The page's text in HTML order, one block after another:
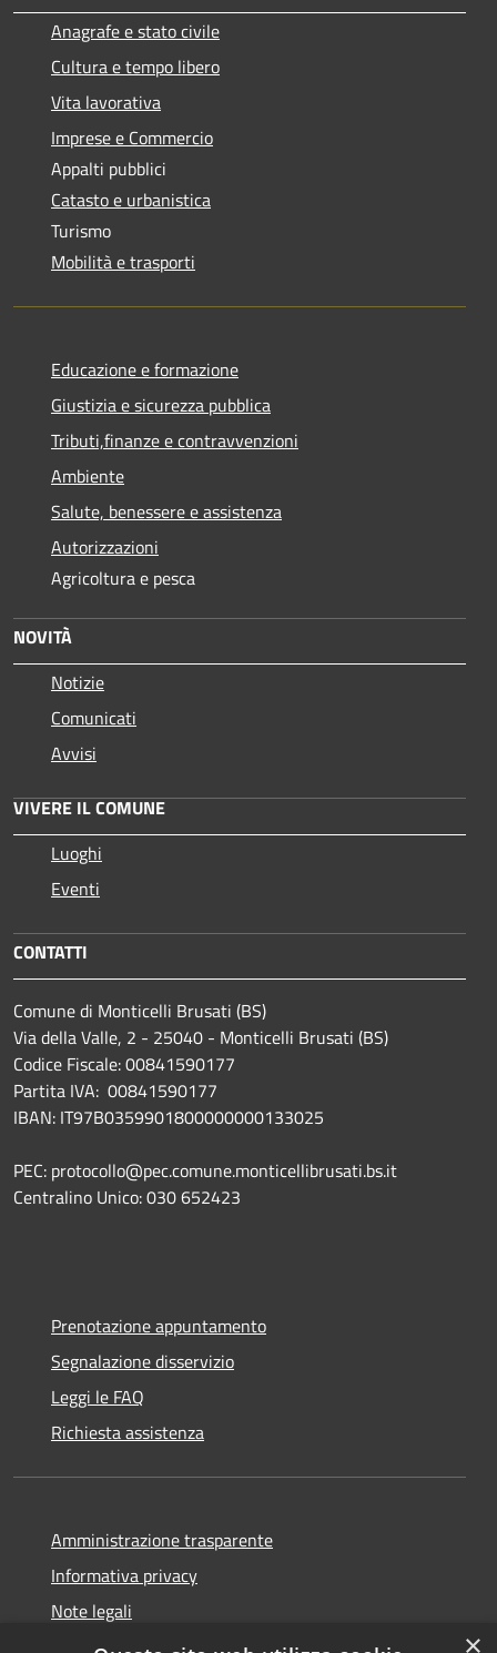
Anagrafe e stato civile
Cultura e tempo libero
Vita lavorativa
Imprese e Commercio
Appalti pubblici
Catasto e urbanistica
Turismo
Mobilità e trasporti
Educazione e formazione
Giustizia e sicurezza pubblica
Tributi,finanze e contravvenzioni
Ambiente
Salute, benessere e assistenza
Autorizzazioni
Agricoltura e pesca
NOVITÀ
Notizie
Comunicati
Avvisi
VIVERE IL COMUNE
Luoghi
Eventi
CONTATTI
Comune di Monticelli Brusati (BS)
Via della Valle, 2 - 25040 - Monticelli Brusati (BS)
Codice Fiscale: 00841590177
Partita IVA: 00841590177
IBAN: IT97B0359901800000000133025
PEC: protocollo@pec.comune.monticellibrusati.bs.it
Centralino Unico: 030 652423
Prenotazione appuntamento
Segnalazione disservizio
Leggi le FAQ
Richiesta assistenza
Amministrazione trasparente
Informativa privacy
Note legali
Dichiarazione di accessibilità
×